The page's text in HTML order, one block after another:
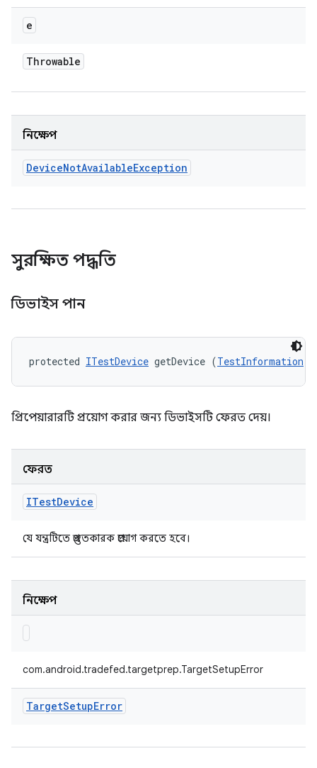
e
Throwable
নিক্ষেপ
DeviceNotAvailableException
সুরক্ষিত পদ্ধতি
ডিভাইস পান
protected ITestDevice getDevice (TestInformation
প্রিপেয়ারারটি প্রয়োগ করার জন্য ডিভাইসটি ফেরত দেয়।
ফেরত
ITestDevice
যে যন্ত্রটিতে প্রস্তুতকারক প্রয়োগ করতে হবে।
নিক্ষেপ
com.android.tradefed.targetprep.TargetSetupError
TargetSetupError